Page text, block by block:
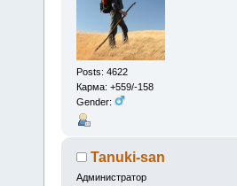
Posts: 4622
Карма: +559/-158
Gender:
Tanuki-san
Администратор